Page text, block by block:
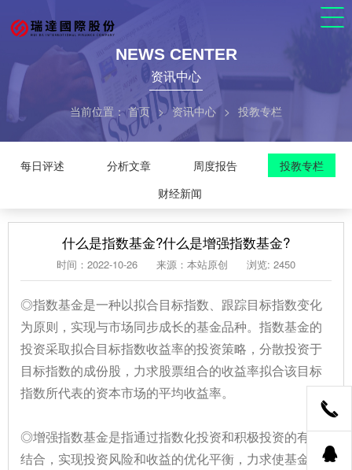
NEWS CENTER
资讯中心
当前位置：首页 > 资讯中心 > 投教专栏
每日评述 分析文章 周度报告
投教专栏
财经新闻
什么是指数基金?什么是增强指数基金?
时间：2022-10-26 来源：本站原创 浏览: 2450
◎指数基金是一种以拟合目标指数、跟踪目标指数变化
为原则，实现与市场同步成长的基金品种。指数基金的
投资采取拟合目标指数收益率的投资策略，分散投资于
目标指数的成份股，力求股票组合的收益率拟合该目标
指数所代表的资本市场的平均收益率。
◎增强指数基金是指通过指数化投资和积极投资的有机
结合，实现投资风险和收益的优化平衡，力求使基金取